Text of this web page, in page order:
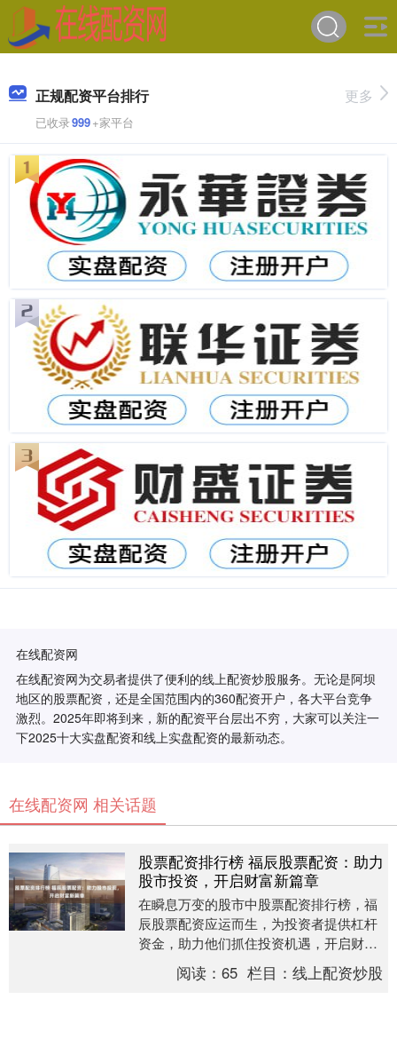
正规配资平台排行
已收录999+家平台
更多
在线配资网
在线配资网为交易者提供了便利的线上配资炒股服务。无论是阿坝
地区的股票配资，还是全国范围内的360配资开户，各大平台竞争
激烈。2025年即将到来，新的配资平台层出不穷，大家可以关注一
下2025十大实盘配资和线上实盘配资的最新动态。
在线配资网 相关话题
股票配资排行榜 福辰股票配资：助力
股市投资，开启财富新篇章
在瞬息万变的股市中股票配资排行榜，福
辰股票配资应运而生，为投资者提供杠杆
资金，助力他们抓住投资机遇，开启财富
新篇章。 * **正规合规：** 持有相关监管部
门颁....阅读：65 栏目：线上配资炒股